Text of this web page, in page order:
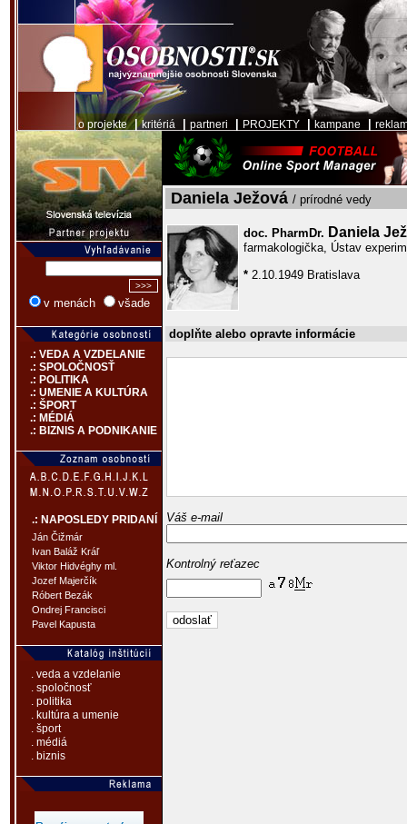
o projekte|kritériá partneri PROJEKTY kampane
v menách všade
.: VEDA A VZDELANIE
.: SPOLOČNOSŤ
.: POLITIKA
.: UMENIE A KULTÚRA
.: ŠPORT
.: MÉDIÁ
.: BIZNIS A PODNIKANIE
.: NAPOSLEDY PRIDANÍ
Ján Čižmár
Ivan Baláž Kráľ
Viktor Hidvéghy ml.
Jozef Majerčík
Róbert Bezák
Ondrej Francisci
Pavel Kapusta
. veda a vzdelanie
. spoločnosť
. politika
. kultúra a umenie
. šport
. médiá
. biznis
Daniela Ježová / prírodné vedy
doc. PharmDr. Daniela
farmakologička, Ústav
* 2.10.1949 Bratislava
doplňte alebo opravte informácie
Váš e-mail
Kontrolný reťazec